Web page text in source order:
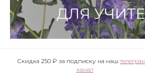
Скидка 250 ₽ за подписку на наш
канал
Мужской букет для